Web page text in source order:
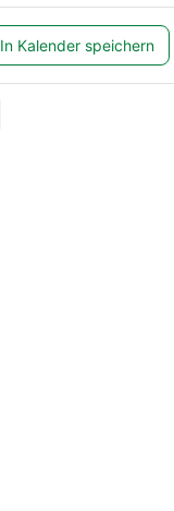
In Kalender speichern